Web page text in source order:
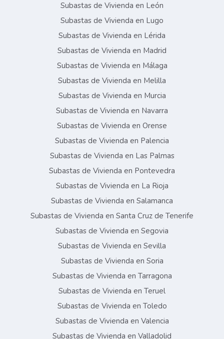
Subastas de Vivienda en León
Subastas de Vivienda en Lugo
Subastas de Vivienda en Lérida
Subastas de Vivienda en Madrid
Subastas de Vivienda en Málaga
Subastas de Vivienda en Melilla
Subastas de Vivienda en Murcia
Subastas de Vivienda en Navarra
Subastas de Vivienda en Orense
Subastas de Vivienda en Palencia
Subastas de Vivienda en Las Palmas
Subastas de Vivienda en Pontevedra
Subastas de Vivienda en La Rioja
Subastas de Vivienda en Salamanca
Subastas de Vivienda en Santa Cruz de Tenerife
Subastas de Vivienda en Segovia
Subastas de Vivienda en Sevilla
Subastas de Vivienda en Soria
Subastas de Vivienda en Tarragona
Subastas de Vivienda en Teruel
Subastas de Vivienda en Toledo
Subastas de Vivienda en Valencia
Subastas de Vivienda en Valladolid